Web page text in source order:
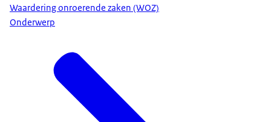
Waardering onroerende zaken (WOZ)
Onderwerp